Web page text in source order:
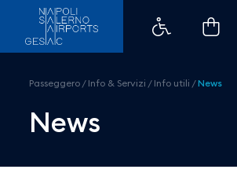
In Vino Civitas
Passeggero / Info & Servizi / Info utili /News
News